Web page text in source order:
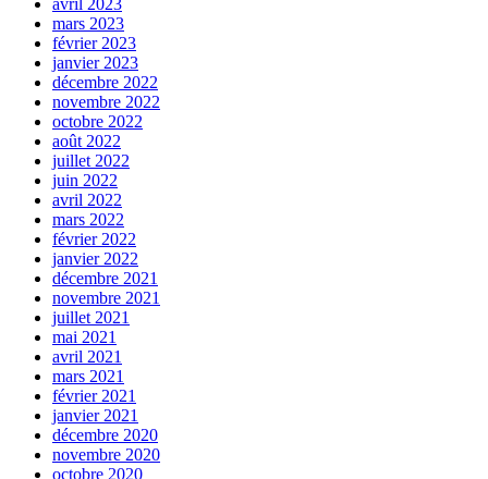
mars 2023
février 2023
janvier 2023
décembre 2022
novembre 2022
octobre 2022
août 2022
juillet 2022
juin 2022
avril 2022
mars 2022
février 2022
janvier 2022
décembre 2021
novembre 2021
juillet 2021
mai 2021
avril 2021
mars 2021
février 2021
janvier 2021
décembre 2020
novembre 2020
octobre 2020